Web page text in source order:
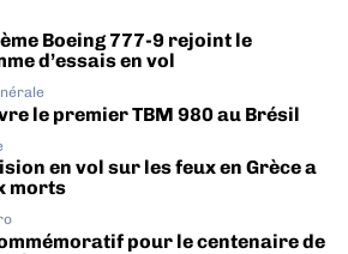
Boeing 777-9 rejoint le
d’essais en vol
le premier TBM 980 au Brésil
en vol sur les feux en Grèce a
morts
pour le centenaire de